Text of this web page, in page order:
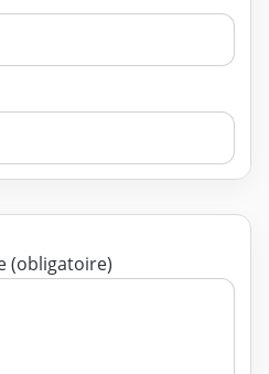
Texte de votre message (obligatoire)